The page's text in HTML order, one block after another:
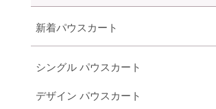
新着パウスカート
シングル パウスカート
デザイン パウスカート